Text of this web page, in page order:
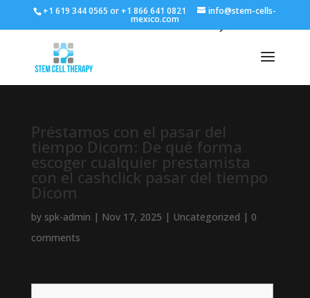
+1 619 344 0565 or +1 866 641 0821 info@stem-cells-
mexico.com
Préstamos con el pasar del
tiempo Dicom: De qué forma
escoger cualquier prestamista
con el cashclick pasar del tiempo
Dicom
by spk-admin | Nov 17, 2025 | Uncategorized | 0
comments